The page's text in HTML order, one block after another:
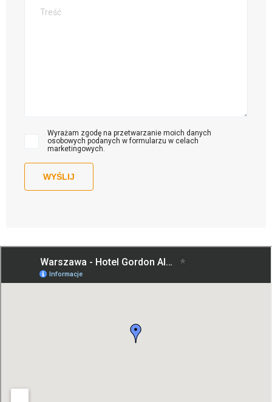
Wyrażam zgodę na przetwarzanie moich danych
osobowych podanych w formularzu w celach
marketingowych.